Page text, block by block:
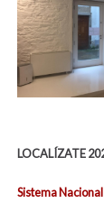
LOCALÍZATE
Sistema